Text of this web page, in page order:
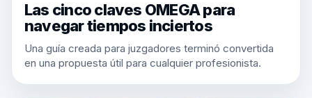
Las cinco claves OMEGA para
navegar tiempos inciertos
Una guía creada para juzgadores terminó convertida
en una propuesta útil para cualquier profesionista.